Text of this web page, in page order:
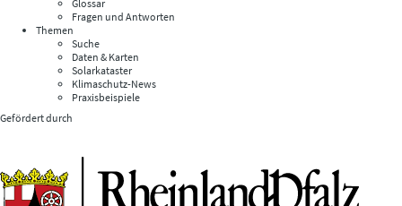
Glossar
Fragen und Antworten
Themen
Suche
Daten & Karten
Solarkataster
Klimaschutz-News
Praxisbeispiele
Gefördert durch